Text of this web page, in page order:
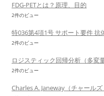
FDG-PETとは？原理、目的
2件のビュー
特036第4項1号 サポート要件
2件のビュー
ロジスティック回帰分析（多変
2件のビュー
Charles A. Janeway（チャールズ